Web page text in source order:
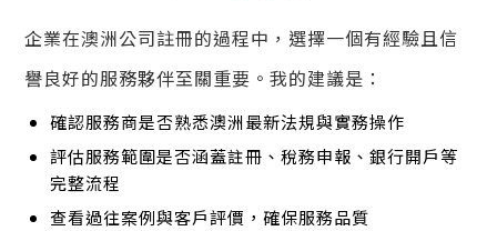
企業在澳洲公司註冊的過程中，選擇一個有經驗且信
譽良好的服務夥伴至關重要。我的建議是：
確認服務商是否熟悉澳洲最新法規與實務操作
評估服務範圍是否涵蓋註冊、稅務申報、銀行開戶等
完整流程
查看過往案例與客戶評價，確保服務品質